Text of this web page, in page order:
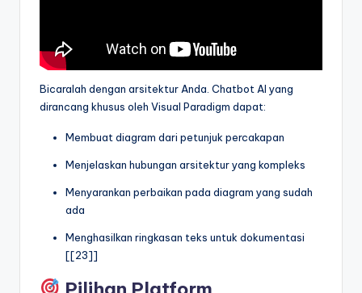
Bicaralah dengan arsitektur Anda. Chatbot AI yang
dirancang khusus oleh Visual Paradigm dapat:
Membuat diagram dari petunjuk percakapan
Menjelaskan hubungan arsitektur yang kompleks
Menyarankan perbaikan pada diagram yang sudah
ada
Menghasilkan ringkasan teks untuk dokumentasi
[[23]]